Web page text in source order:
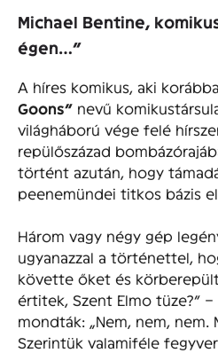
Michael Bentine,
égen…”
A híres komikus, aki
Goons” nevű
világháború vége felé
repülőszázad
történt azután, hogy
peenemündei titkos bázis
Három vagy négy gép
ugyanazzal a történettel,
követte őket és
értitek, Szent Elmo tüze?”
mondták: „Nem, nem, nem.
Szerintük valamiféle